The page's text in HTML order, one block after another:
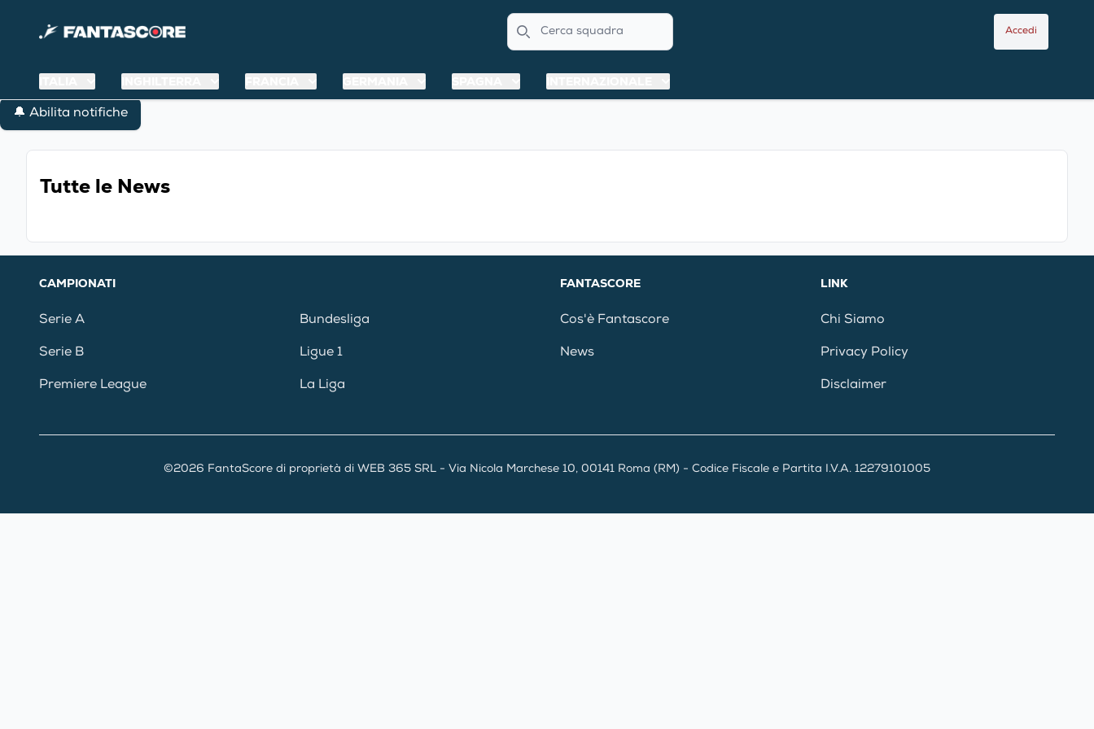
Search
Accedi
🔔 Abilita notifiche
Tutte le News
CAMPIONATI
Serie A
Serie B
Premiere League
Bundesliga
Ligue 1
La Liga
FANTASCORE
Cos'è Fantascore
News
LINK
Chi Siamo
Privacy Policy
Disclaimer
©2026 FantaScore di proprietà di WEB 365 SRL - Via Nicola Marchese 10, 00141 Roma (RM) - Codice Fiscale e Partita I.V.A. 12279101005